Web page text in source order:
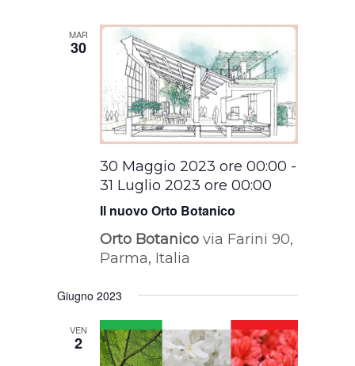
MAR
30
Il nuovo Orto Botanico
30 Maggio 2023 ore 00:00 -
31 Luglio 2023 ore 00:00
Orto Botanicovia Farini 90,
Parma, Italia
Giugno 2023
VEN
2